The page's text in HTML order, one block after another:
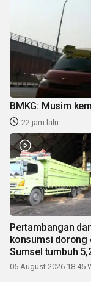
BMKG: Musim
22 jam lalu
Pertambangan
konsumsi dorong
Sumsel tumbuh
05 August 2026 18:45